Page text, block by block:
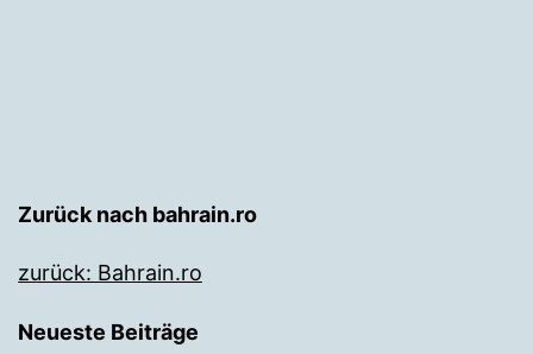
Zurück nach bahrain.ro
zurück: Bahrain.ro
Neueste Beiträge